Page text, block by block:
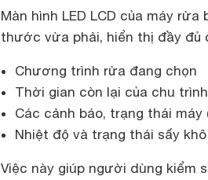
Màn hình LED LCD của máy
thước vừa phải, hiển thị đầy đủ
Chương trình rửa đang chọn
Thời gian còn lại của chu trình
Các cảnh báo, trạng thái
Nhiệt độ và trạng thái sấy khô
Việc này giúp người dùng kiểm